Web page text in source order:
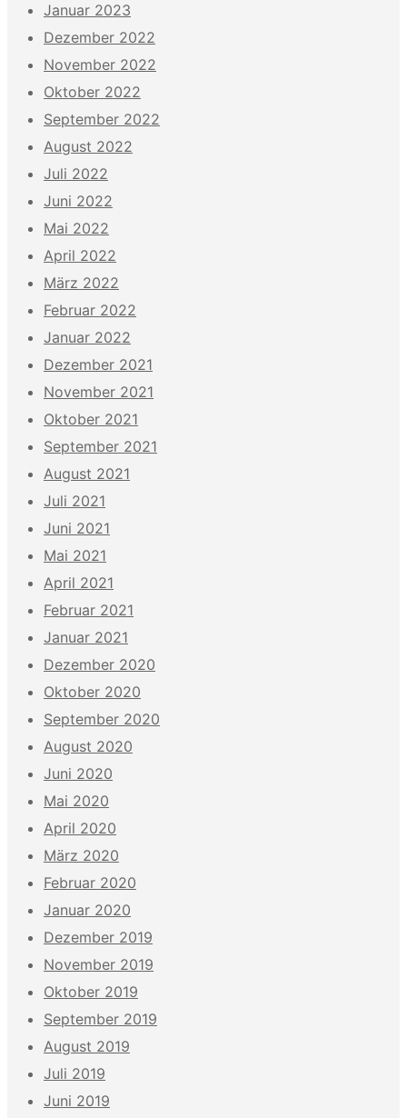
Januar 2023
Dezember 2022
November 2022
Oktober 2022
September 2022
August 2022
Juli 2022
Juni 2022
Mai 2022
April 2022
März 2022
Februar 2022
Januar 2022
Dezember 2021
November 2021
Oktober 2021
September 2021
August 2021
Juli 2021
Juni 2021
Mai 2021
April 2021
Februar 2021
Januar 2021
Dezember 2020
Oktober 2020
September 2020
August 2020
Juni 2020
Mai 2020
April 2020
März 2020
Februar 2020
Januar 2020
Dezember 2019
November 2019
Oktober 2019
September 2019
August 2019
Juli 2019
Juni 2019